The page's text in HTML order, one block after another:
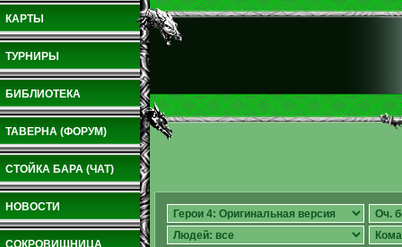
КАРТЫ
ТУРНИРЫ
БИБЛИОТЕКА
ТАВЕРНА (ФОРУМ)
СТОЙКА БАРА (ЧАТ)
НОВОСТИ
СОКРОВИЩНИЦА